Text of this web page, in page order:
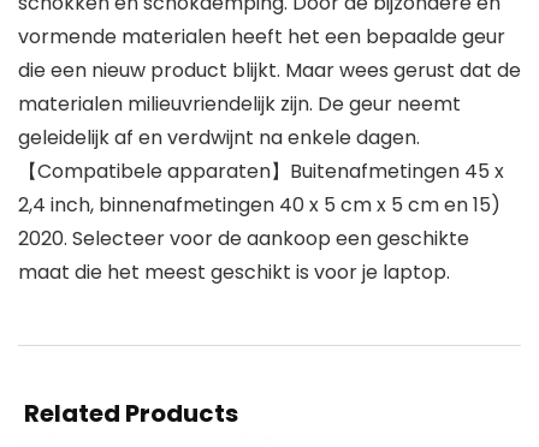
vormende materialen heeft het een bepaalde geur
die een nieuw product blijkt. Maar wees gerust dat de
materialen milieuvriendelijk zijn. De geur neemt
geleidelijk af en verdwijnt na enkele dagen.
【Compatibele apparaten】Buitenafmetingen 45 x
2,4 inch, binnenafmetingen 40 x 5 cm x 5 cm en 15)
2020. Selecteer voor de aankoop een geschikte
maat die het meest geschikt is voor je laptop.
Related Products